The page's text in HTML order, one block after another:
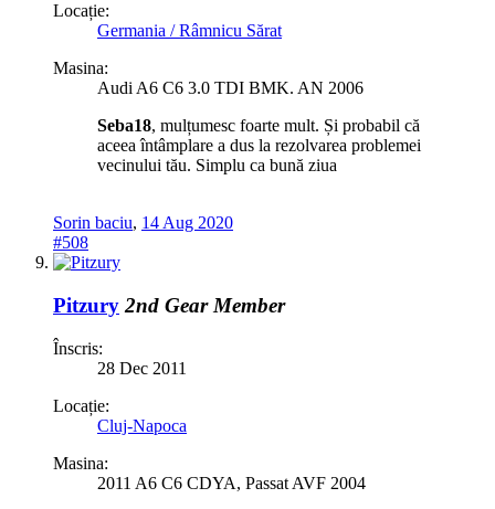
Locație:
Germania / Râmnicu Sărat
Masina:
Audi A6 C6 3.0 TDI BMK. AN 2006
Seba18, mulțumesc foarte mult. Și probabil că
aceea întâmplare a dus la rezolvarea problemei
vecinului tău. Simplu ca bună ziua
Sorin baciu, 14 Aug 2020
#508
Pitzury 2nd Gear Member
Înscris:
28 Dec 2011
Locație:
Cluj-Napoca
Masina:
2011 A6 C6 CDYA, Passat AVF 2004